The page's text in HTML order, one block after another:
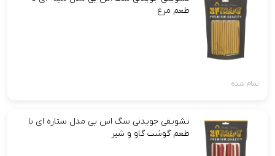
طعم مرغ
تمام شده
تشویقی جویدنی سگ اس پی مدل ستاره ای با
طعم گوشت گاو و شیر